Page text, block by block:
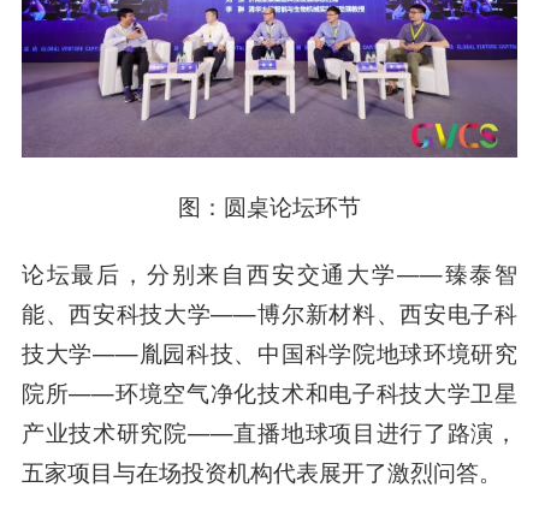
图：圆桌论坛环节
论坛最后，分别来自西安交通大学——臻泰智
能、西安科技大学——博尔新材料、西安电子科
技大学——胤园科技、中国科学院地球环境研究
院所——环境空气净化技术和电子科技大学卫星
产业技术研究院——直播地球项目进行了路演，
五家项目与在场投资机构代表展开了激烈问答。